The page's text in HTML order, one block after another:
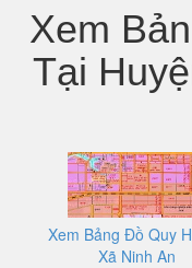
Xem
Tại
Xem Bảng Đồ Quy
Xã Ninh An